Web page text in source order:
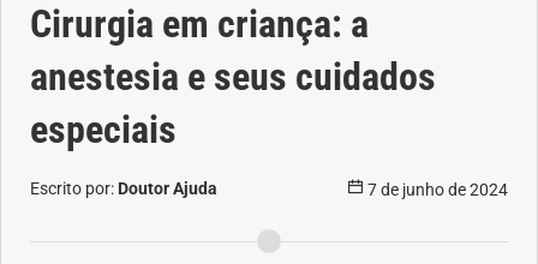
Bem estar
Vida Saudável
Saúde da mulher
Cirurgia em criança: a
anestesia e seus cuidados
especiais
Escrito por: Doutor Ajuda 7 de junho de 2024